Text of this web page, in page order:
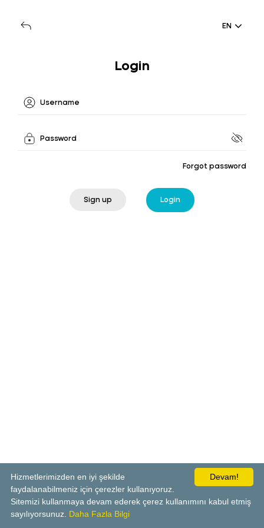
EN
Login
Forgot password
Sign up Login
Devam!
Hizmetlerimizden en iyi şekilde
faydalanabilmeniz için çerezler kullanıyoruz.
Sitemizi kullanmaya devam ederek çerez kullanımını kabul etmiş
sayılıyorsunuz. Daha Fazla Bilgi